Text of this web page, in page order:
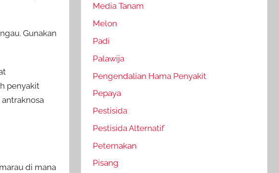
Gunakan
penyakit
di mana
Media Tanam
Melon
Padi
Palawija
Pengendalian Hama Penyakit
Pepaya
Pestisida
Pestisida Alternatif
Peternakan
Pisang